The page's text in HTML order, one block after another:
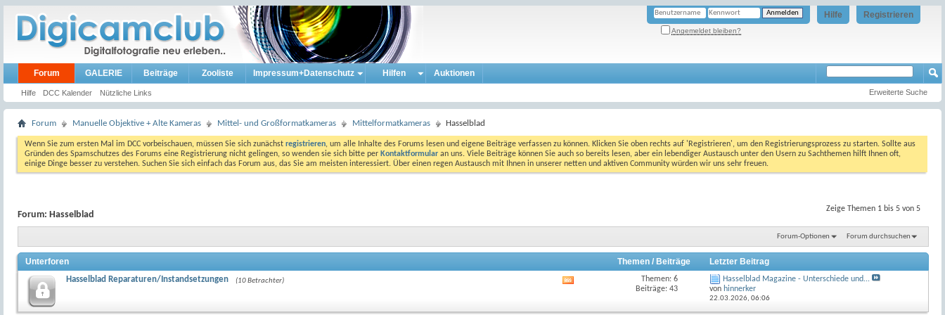
Registrieren
Hilfe
Angemeldet bleiben?
Forum
Hilfe DCC Kalender Nützliche Links
GALERIE Beiträge Zooliste Impressum+Datenschutz Hilfen Auktionen
Erweiterte Suche
Forum Manuelle Objektive + Alte Kameras Mittel- und Großformatkameras Mittelformatkameras Hasselblad
Wenn Sie zum ersten Mal im DCC vorbeischauen, müssen Sie sich zunächst registrieren, um alle Inhalte des Forums lesen und eigene Beiträge verfassen zu können. Klicken Sie oben rechts auf 'Registrieren', um den Registrierungsprozess zu starten. Sollte aus
Gründen des Spamschutzes des Forums eine Registrierung nicht gelingen, so wenden sie sich bitte per Kontaktformular an uns. Viele Beiträge können Sie auch so bereits lesen, aber ein lebendiger Austausch unter den Usern zu Sachthemen hilft Ihnen oft,
einige Dinge besser zu verstehen. Suchen Sie sich einfach das Forum aus, das Sie am meisten interessiert. Über einen regen Austausch mit Ihnen in unserer netten und aktiven Community würden wir uns sehr freuen.
Zeige Themen 1 bis 5 von 5
Forum: Hasselblad
Forum-Optionen Forum durchsuchen
Unterforen Themen / Beiträge Letzter Beitrag
Hasselblad Reparaturen/Instandsetzungen (10 Betrachter)
Forums
Themen: 6
Beiträge: 43
Hasselblad Magazine - Unterschiede und...
von hinnerker
22.03.2026,06:06